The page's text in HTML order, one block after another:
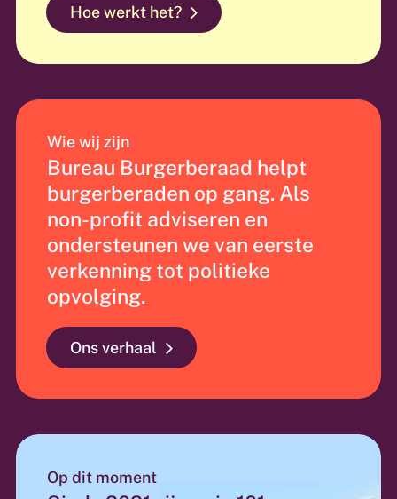
Hoe werkt het?
Wie wij zijn
Bureau Burgerberaad helpt
burgerberaden op gang. Als
non-profit adviseren en
ondersteunen we van eerste
verkenning tot politieke
opvolging.
Ons verhaal
Op dit moment